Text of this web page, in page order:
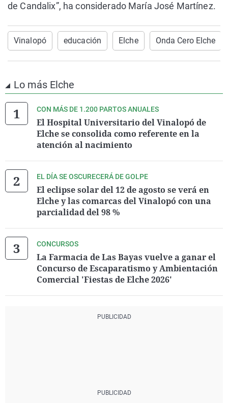
de Candalix”, ha considerado María José Martínez.
Vinalopó educación Elche Onda Cero Elche
Lo más Elche
CON MÁS DE 1.200 PARTOS ANUALES
El Hospital Universitario del Vinalopó de
Elche se consolida como referente en la
atención al nacimiento
EL DÍA SE OSCURECERÁ DE GOLPE
El eclipse solar del 12 de agosto se verá en
Elche y las comarcas del Vinalopó con una
parcialidad del 98 %
CONCURSOS
La Farmacia de Las Bayas vuelve a ganar el
Concurso de Escaparatismo y Ambientación
Comercial 'Fiestas de Elche 2026'